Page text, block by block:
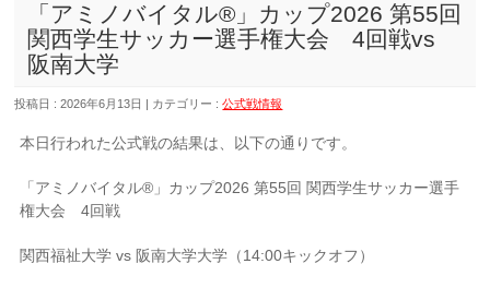
「アミノバイタル®」カップ2026 第55回
関西学生サッカー選手権大会 4回戦vs
阪南大学
投稿日 : 2026年6月13日 | カテゴリー :公式戦情報
本日行われた公式戦の結果は、以下の通りです。
「アミノバイタル®」カップ2026 第55回 関西学生サッカー選手
権大会 4回戦
関西福祉大学 vs 阪南大学大学（14:00キックオフ）